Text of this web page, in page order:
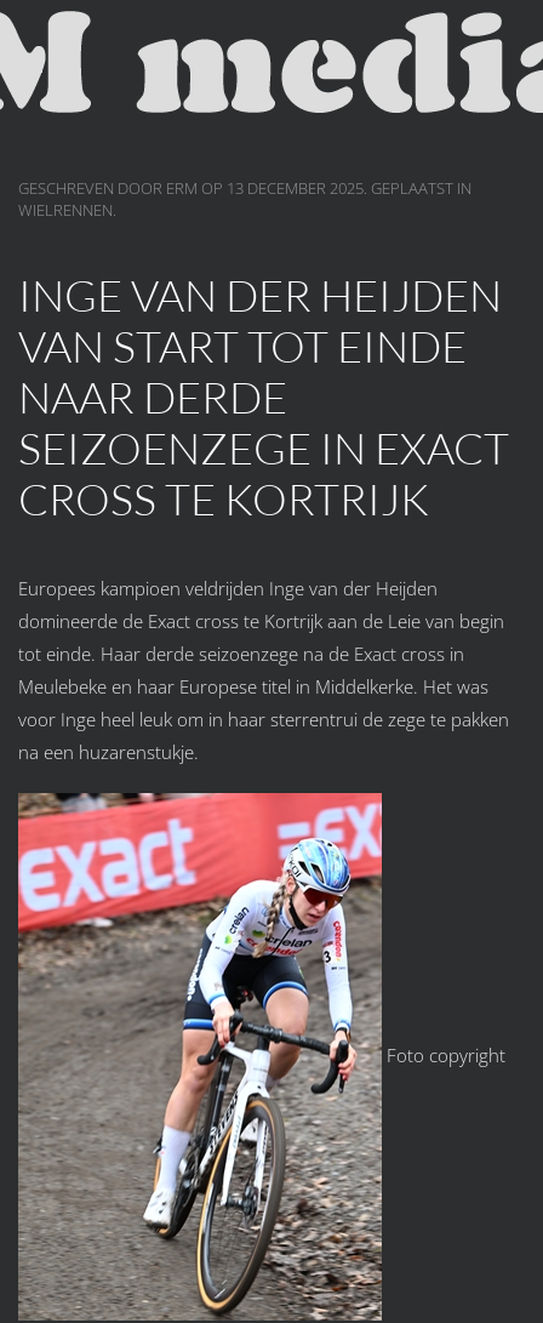
Skip to main content
GESCHREVEN DOOR ERM OP 13 DECEMBER 2025. GEPLAATST IN
WIELRENNEN.
INGE VAN DER HEIJDEN
VAN START TOT EINDE
NAAR DERDE
SEIZOENZEGE IN EXACT
CROSS TE KORTRIJK
Europees kampioen veldrijden Inge van der Heijden
domineerde de Exact cross te Kortrijk aan de Leie van begin
tot einde. Haar derde seizoenzege na de Exact cross in
Meulebeke en haar Europese titel in Middelkerke. Het was
voor Inge heel leuk om in haar sterrentrui de zege te pakken
na een huzarenstukje.
Foto copyright